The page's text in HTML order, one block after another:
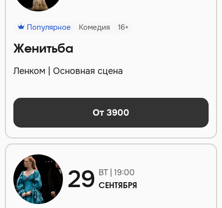
Популярное Комедия 16+
Женитьба
Ленком | Основная сцена
От 3900
29 ВТ | 19:00
СЕНТЯБРЯ